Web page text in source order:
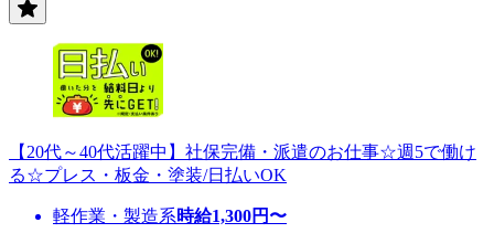
【20代～40代活躍中】社保完備・派遣のお仕事☆週5で働け
る☆プレス・板金・塗装/日払いOK
軽作業・製造系時給1,300円〜